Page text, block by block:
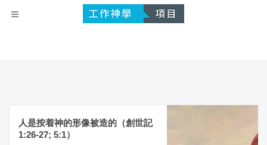
人是按着神的形像被造的（創世記
1:26-27; 5:1）